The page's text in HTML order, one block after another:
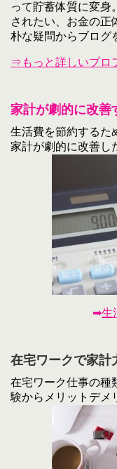
って貯蓄体質に変身
されたい、お金の正
朴な疑問からブログ
⇒もっと詳しいプロ
家計が劇的に改善
生活費を節約するた
家計が劇的に改善し
➡生
在宅ワークで家計
在宅ワーク仕事の種
験からメリットデメ